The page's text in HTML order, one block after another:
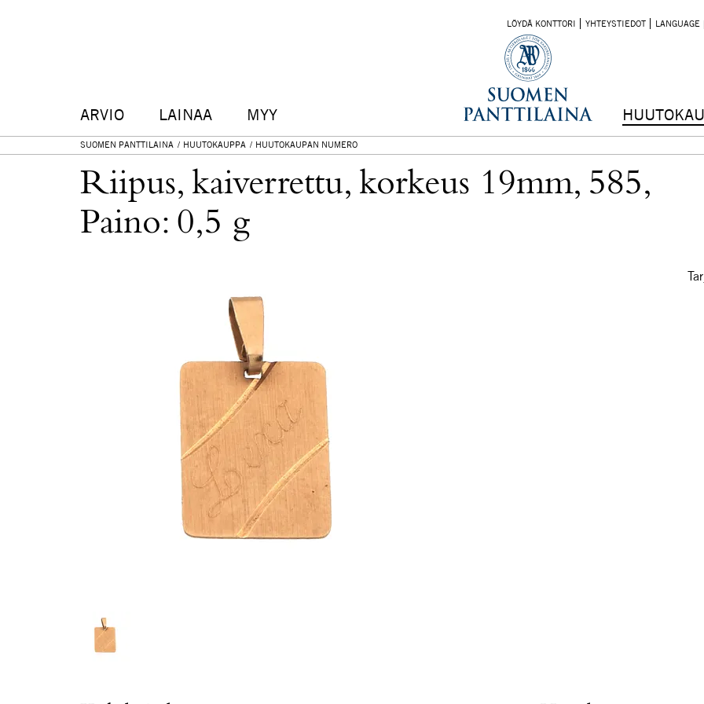
LÖYDÄ KONTTORI YHTEYSTIEDOT LANGUAGE
ARVIO LAINAA MYY
SUOMEN PANTTILAINA HUUTOKAUPPA HUUTOKAUPAN NUMERO
Riipus, kaiverrettu, korkeus 19mm, 585,
Paino: 0,5 g